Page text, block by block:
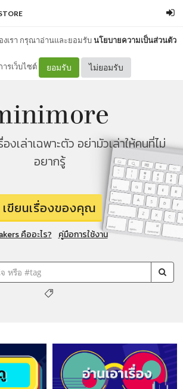
งเรา กรุณาอ่านและยอมรับนโยบายความเป็นส่วนตัว
ารเว็บไซต์ ยอมรับ ไม่ยอมรับ
งเล่าเฉพาะตัว อย่ามัวเล่าให้คนที่ไม่
อยากรู้
เขียนเรื่องของคุณ
คืออะไร? คู่มือการใช้งาน